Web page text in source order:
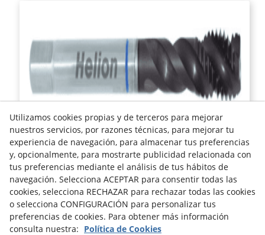
MACHO DE MÁQUINA ALTO RENDIMIENTO HSS-E DIN 5156C
Ref. 45.3265
Aviso legal Política de Cookies Política de Privacidad
Utilizamos cookies propias y de terceros para mejorar
nuestros servicios, por razones técnicas, para mejorar tu
experiencia de navegación, para almacenar tus preferencias
y, opcionalmente, para mostrarte publicidad relacionada con
tus preferencias mediante el análisis de tus hábitos de
navegación. Selecciona ACEPTAR para consentir todas las
cookies, selecciona RECHAZAR para rechazar todas las cookies
o selecciona CONFIGURACIÓN para personalizar tus
preferencias de cookies. Para obtener más información
consulta nuestra: Política de Cookies